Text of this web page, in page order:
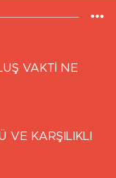
VAKTİ NE
VE KARŞILIKLI